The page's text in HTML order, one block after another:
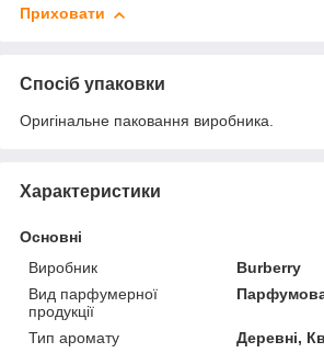
Приховати
Спосіб упаковки
Оригінальне паковання виробника.
Характеристики
Основні
Виробник
Burberry
Вид парфумерної
продукції
Тип аромату
Деревні,